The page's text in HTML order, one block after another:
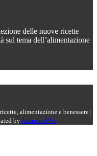
delle nuove ricette
sul tema dell’alimentazione
alimentazione e benessere |
by AchromeWeb